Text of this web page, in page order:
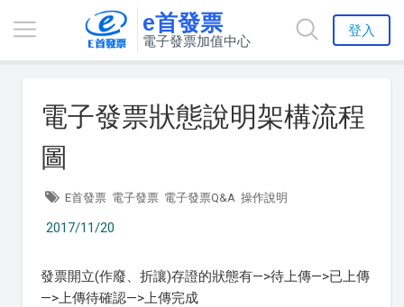
e首發票
電子發票加值中心
登入
電子發票狀態說明架構流程
圖
E首發票 電子發票 電子發票Q&A 操作說明
2017/11/20
發票開立(作廢、折讓)存證的狀態有—>待上傳—>已上傳
—>上傳待確認—>上傳完成